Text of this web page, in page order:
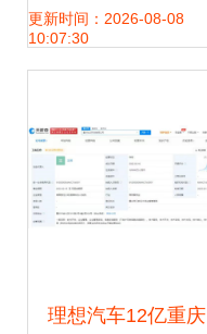
你走进第4页金融
更新时间：2026-08-08
10:07:30
理想汽车12亿重庆